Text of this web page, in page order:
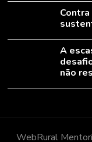
A
não
WebRural